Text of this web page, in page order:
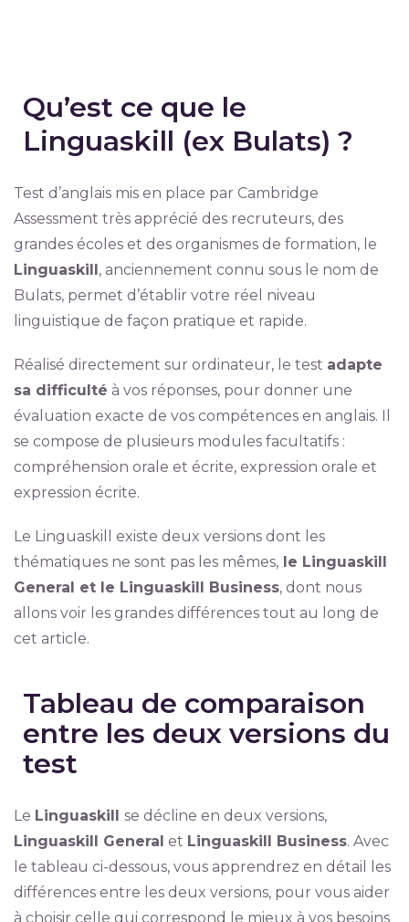
Qu’est ce que le
Linguaskill (ex Bulats) ?
Test d’anglais mis en place par Cambridge
Assessment très apprécié des recruteurs, des
grandes écoles et des organismes de formation, le
Linguaskill, anciennement connu sous le nom de
Bulats, permet d’établir votre réel niveau
linguistique de façon pratique et rapide.
Réalisé directement sur ordinateur, le test adapte
sa difficulté à vos réponses, pour donner une
évaluation exacte de vos compétences en anglais. Il
se compose de plusieurs modules facultatifs :
compréhension orale et écrite, expression orale et
expression écrite.
Le Linguaskill existe deux versions dont les
thématiques ne sont pas les mêmes,le Linguaskill
General et le Linguaskill Business, dont nous
allons voir les grandes différences tout au long de
cet article.
Tableau de comparaison
entre les deux versions du
test
Le Linguaskill se décline en deux versions,
Linguaskill General et Linguaskill Business. Avec
le tableau ci-dessous, vous apprendrez en détail les
différences entre les deux versions, pour vous aider
à choisir celle qui correspond le mieux à vos besoins